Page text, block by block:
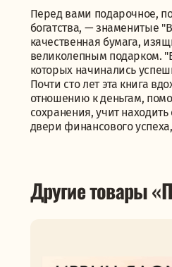
Перед вами подарочное,
богатства, — знаменитые
качественная бумага,
великолепным подарком.
которых начинались
Почти сто лет эта книга
отношению к деньгам,
сохранения, учит
двери финансового
Другие товары